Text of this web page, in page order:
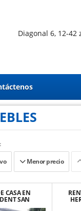
Diagonal 6, 12-42
Menor precio
CASA EN
SAN
DE OCA